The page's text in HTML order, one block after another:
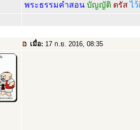
พระธรรมคำสอน บัญญัติ ตรัสไ
เมื่อ: 17 ก.ย. 2016, 08:35